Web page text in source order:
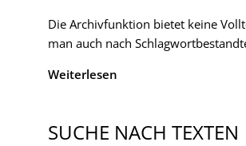
Die Archivfunktion bietet keine
man auch nach
Weiterlesen
SUCHE NACH TEXTEN